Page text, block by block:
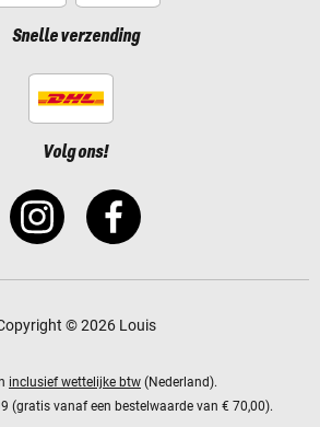
Snelle verzending
Volg ons!
© 2026 Louis
inclusief wettelijke btw (Nederland).
(gratis vanaf een bestelwaarde van € 70,00).